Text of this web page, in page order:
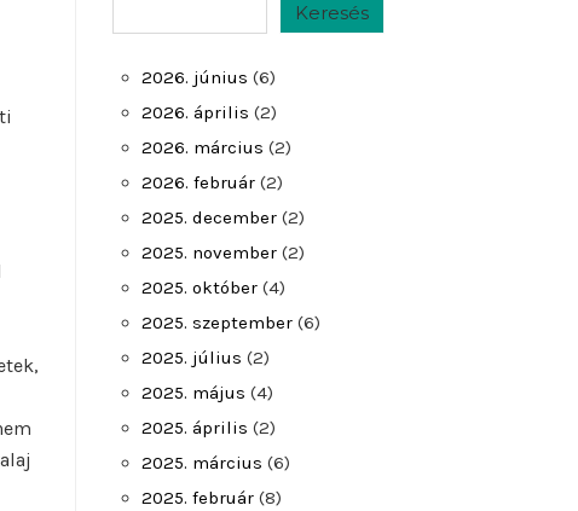
Keresés
2026. június (6)
2026. április (2)
2026. március (2)
2026. február (2)
2025. december (2)
2025. november (2)
2025. október (4)
2025. szeptember (6)
2025. július (2)
2025. május (4)
2025. április (2)
2025. március (6)
2025. február (8)